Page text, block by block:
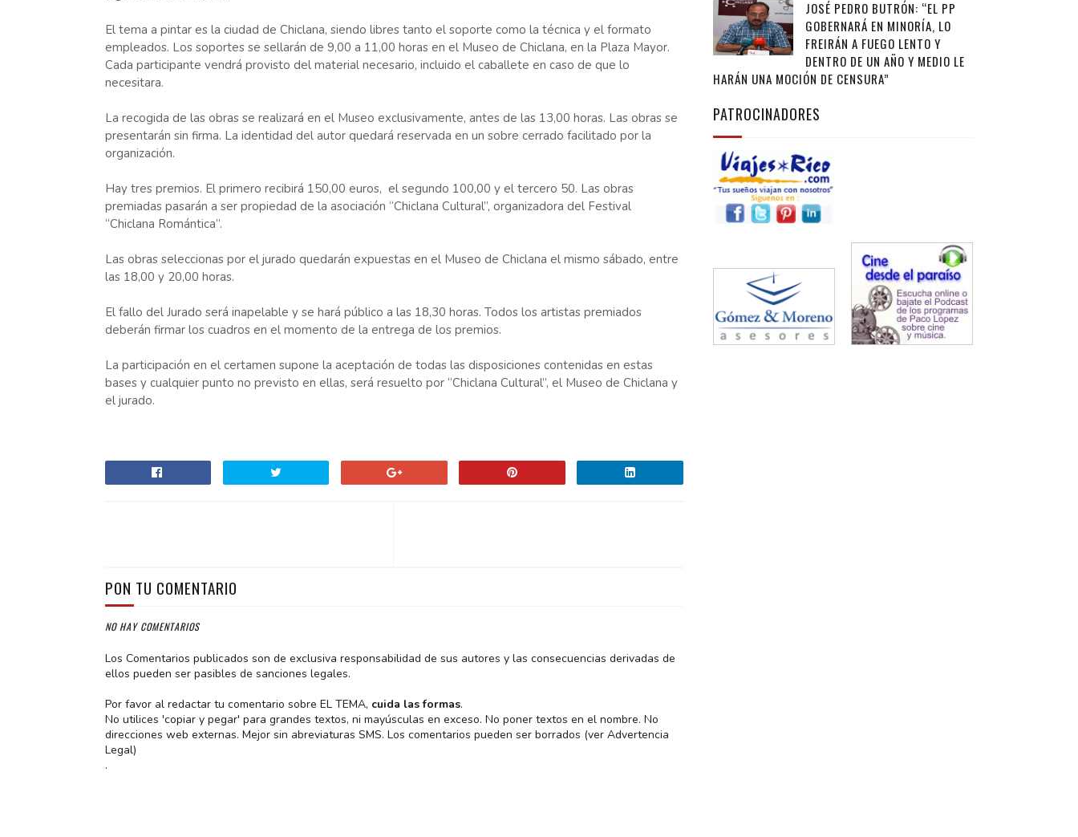
El tema a pintar es la ciudad de Chiclana, siendo libres tanto el soporte como la técnica y el formato
empleados. Los soportes se sellarán de 9,00 a 11,00 horas en el Museo de Chiclana, en la Plaza Mayor.
Cada participante vendrá provisto del material necesario, incluido el caballete en caso de que lo
necesitara.
La recogida de las obras se realizará en el Museo exclusivamente, antes de las 13,00 horas. Las obras se
presentarán sin firma. La identidad del autor quedará reservada en un sobre cerrado facilitado por la
organización.
Hay tres premios. El primero recibirá 150,00 euros, el segundo 100,00 y el tercero 50. Las obras
premiadas pasarán a ser propiedad de la asociación “Chiclana Cultural”, organizadora del Festival
“Chiclana Romántica”.
Las obras seleccionas por el jurado quedarán expuestas en el Museo de Chiclana el mismo sábado, entre
las 18,00 y 20,00 horas.
El fallo del Jurado será inapelable y se hará público a las 18,30 horas. Todos los artistas premiados
deberán firmar los cuadros en el momento de la entrega de los premios.
La participación en el certamen supone la aceptación de todas las disposiciones contenidas en estas
bases y cualquier punto no previsto en ellas, será resuelto por “Chiclana Cultural”, el Museo de Chiclana y
el jurado.
PON TU COMENTARIO
NO HAY COMENTARIOS
Los Comentarios publicados son de exclusiva responsabilidad de sus autores y las consecuencias derivadas de
ellos pueden ser pasibles de sanciones legales.
Por favor al redactar tu comentario sobre EL TEMA, cuida las formas.
No utilices 'copiar y pegar' para grandes textos, ni mayúsculas en exceso. No poner textos en el nombre. No
direcciones web externas. Mejor sin abreviaturas SMS. Los comentarios pueden ser borrados (ver Advertencia
Legal)
.
JOSÉ PEDRO BUTRÓN: “EL PP
GOBERNARÁ EN MINORÍA, LO
FREIRÁN A FUEGO LENTO Y
DENTRO DE UN AÑO Y MEDIO LE
HARÁN UNA MOCIÓN DE CENSURA”
PATROCINADORES